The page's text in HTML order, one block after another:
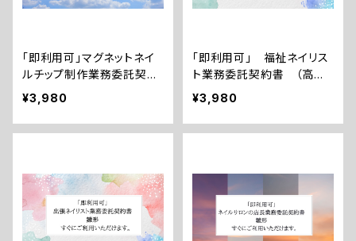
「即利用可」マグネットネイ
ルチップ制作業務委託契約
書 雛形 すぐにご利用い
ただけます。
¥3,980
「即利用可」 福祉ネイリス
ト業務委託契約書 （高齢
者・障がい者の方々への施
術） 雛形 すぐにご利用い
ただけます。
¥3,980